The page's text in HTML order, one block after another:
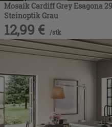
Mosaik Cardiff Grey Esagona
Steinoptik Grau
12,99 € /stk